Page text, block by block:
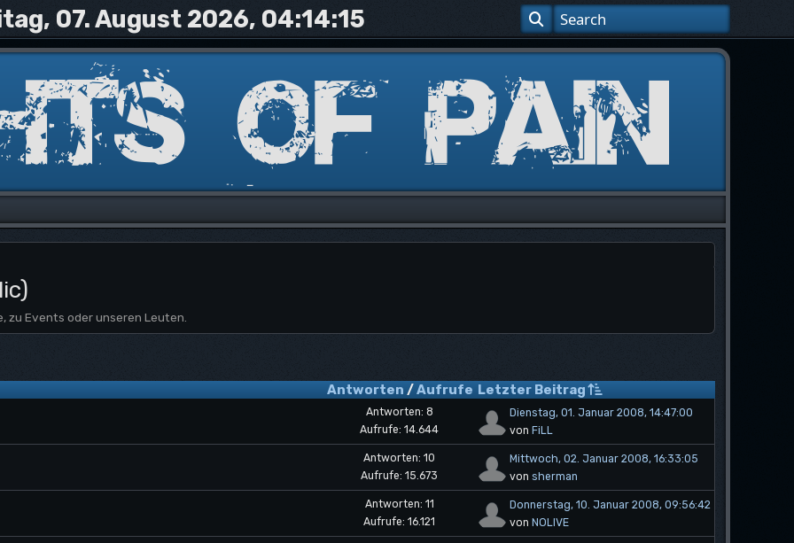
07. August 2026, 04:14:15
Events oder unseren Leuten.
Antworten /Aufrufe Letzter Beitrag
Antworten: 8
Aufrufe: 14.644
Dienstag, 01. Januar 2008, 14:47:00
von FiLL
Antworten: 10
Aufrufe: 15.673
Mittwoch, 02. Januar 2008, 16:33:05
vonsherman
Antworten: 11
Aufrufe: 16.121
Donnerstag, 10. Januar 2008, 09:56:42
von NOLIVE